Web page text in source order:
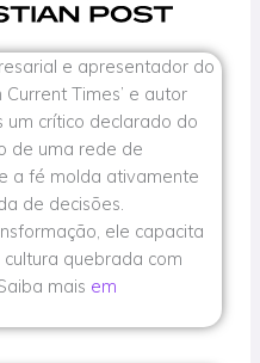
e apresentador do
Times’ e autor
um crítico declarado do
de uma rede de
a fé molda ativamente
de decisões.
ele capacita
quebrada com
mais em